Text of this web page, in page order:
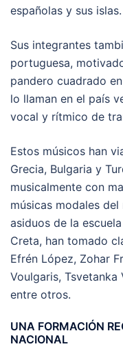
españolas y sus islas.
Sus integrantes
portuguesa,
pandero cuadrado
lo llaman en el país
vocal y rítmico de
Estos músicos han
Grecia, Bulgaria y
musicalmente con
músicas modales
asiduos de la
Creta, han tomado
Efrén López, Zohar
Voulgaris, Tsvetanka
entre otros.
UNA FORMACIÓN
NACIONAL